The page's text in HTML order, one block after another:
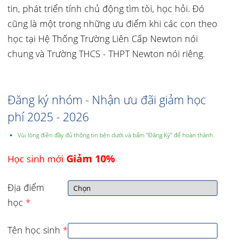
tin, phát triển tính chủ động tìm tòi, học hỏi. Đó
cũng là một trong những ưu điểm khi các con theo
học tại Hệ Thống Trường Liên Cấp Newton nói
chung và Trường THCS - THPT Newton nói riêng.
Đăng ký nhóm - Nhận ưu đãi giảm học
phí 2025 - 2026
Vùi lòng điền đầy đủ thông tin bên dưới và bấm “Đăng Ký” để hoàn thành.
Học sinh mới Giảm 10%
Địa điểm
học *
Tên học sinh *